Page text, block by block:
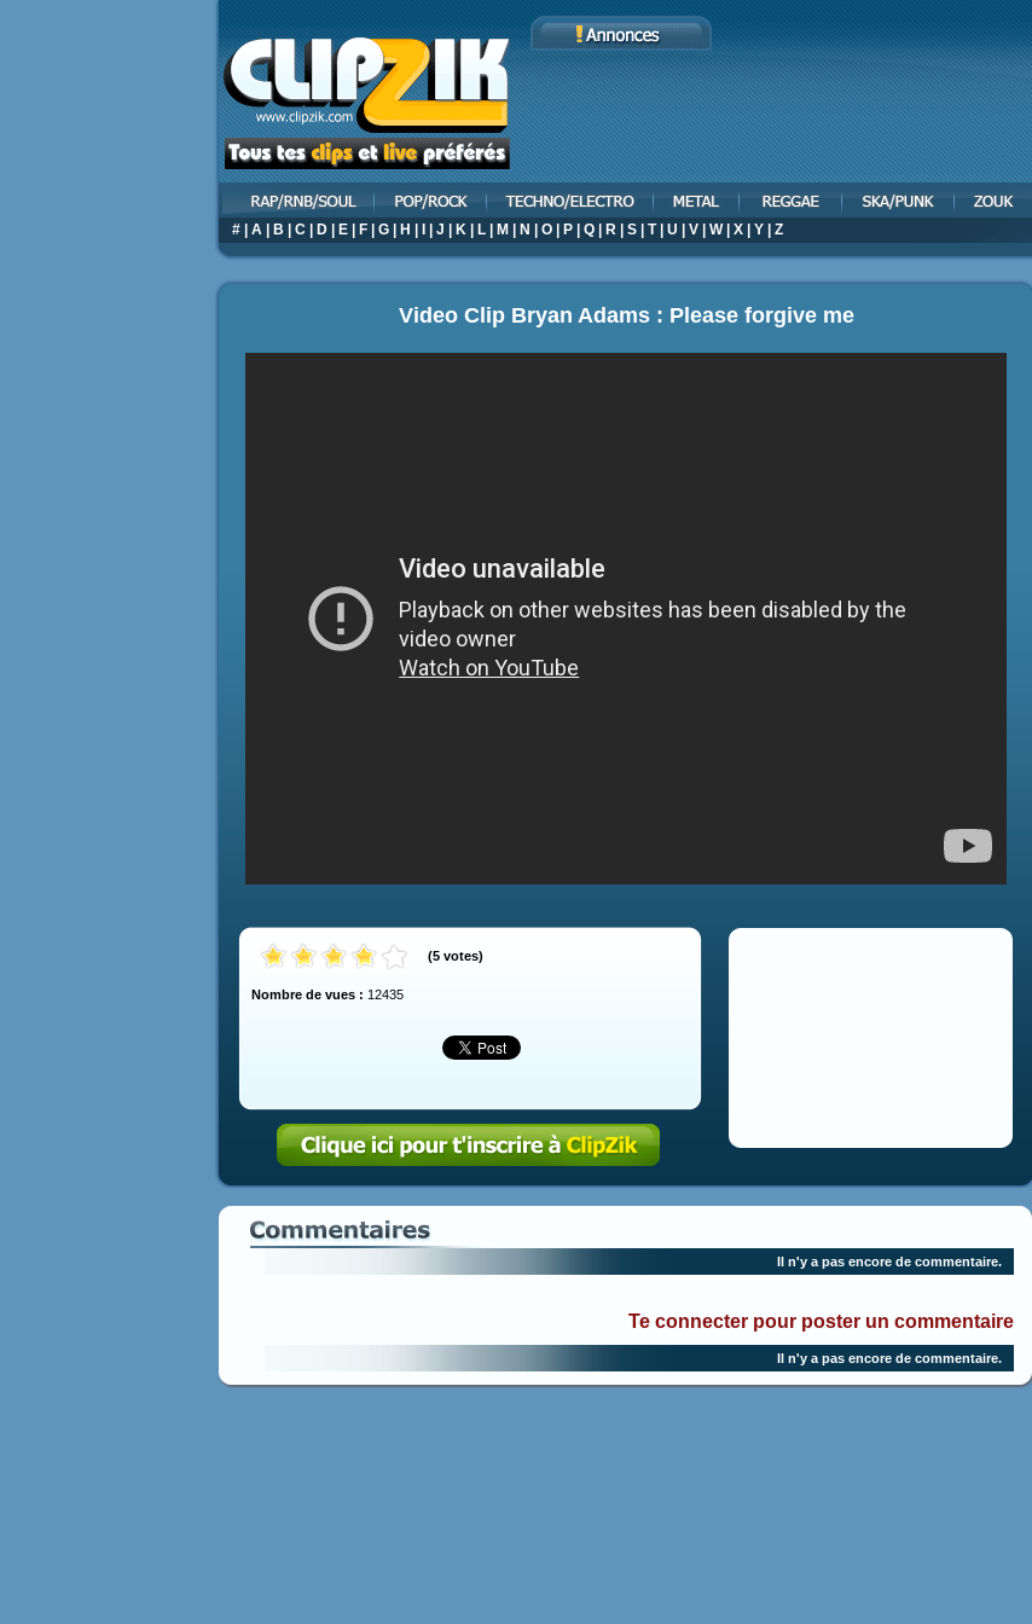
# A B C D E F G H J K L M N O P Q R S T| U V W| X Y Z
Video Clip Bryan Adams : Please forgive me
(5 votes)
Nombre de vues : 12435
Il n'y a pas encore de commentaire.
Te connecter pour poster un commentaire
Il n'y a pas encore de commentaire.